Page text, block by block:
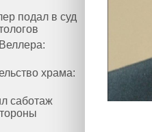
подал в суд
храма:
саботаж